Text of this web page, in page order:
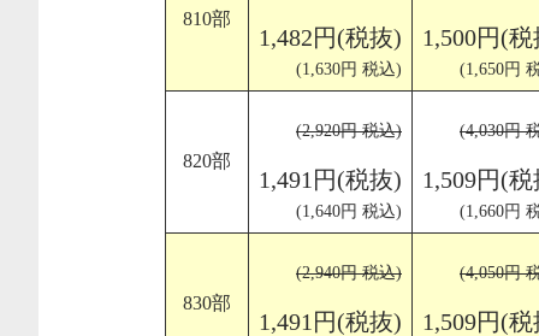
810部
1,482円(税抜)
(1,630円 税込)
1,500円(
(1,650円
820部
(2,920円 税込)
1,491円(税抜)
(1,640円 税込)
(4,030円
1,509円(
(1,660円
830部
(2,940円 税込)
1,491円(税抜)
(4,050円
1,509円(